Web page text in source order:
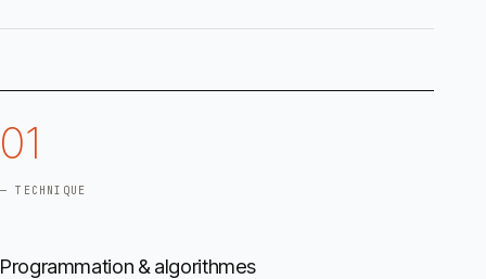
01
— TECHNIQUE
Programmation & algorithmes